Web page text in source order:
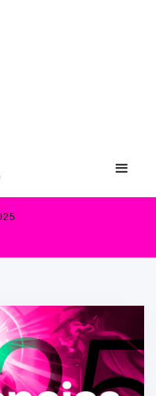
Pueden